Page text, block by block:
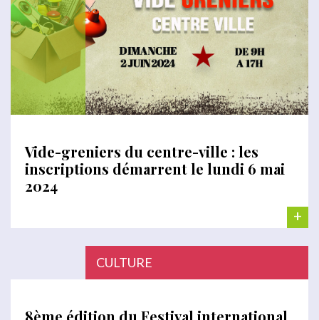
Vide-greniers du centre-ville : les
inscriptions démarrent le lundi 6 mai
2024
+
CULTURE
8ème édition du Festival international